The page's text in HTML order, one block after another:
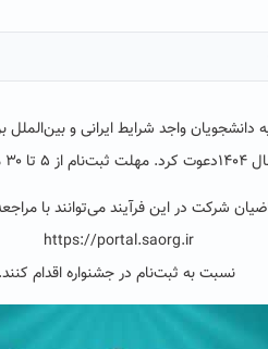
دانشجویان واجد شرایط ایرانی و
۳۰ مهر ماه است.
شرکت در این فرآیند می‌توانند با
https://portal.saorg.ir
نسبت به ثبت‌نام در جشنواره اقدام کنند.